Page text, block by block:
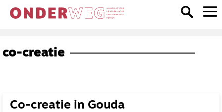
co-creatie
Co-creatie in Gouda